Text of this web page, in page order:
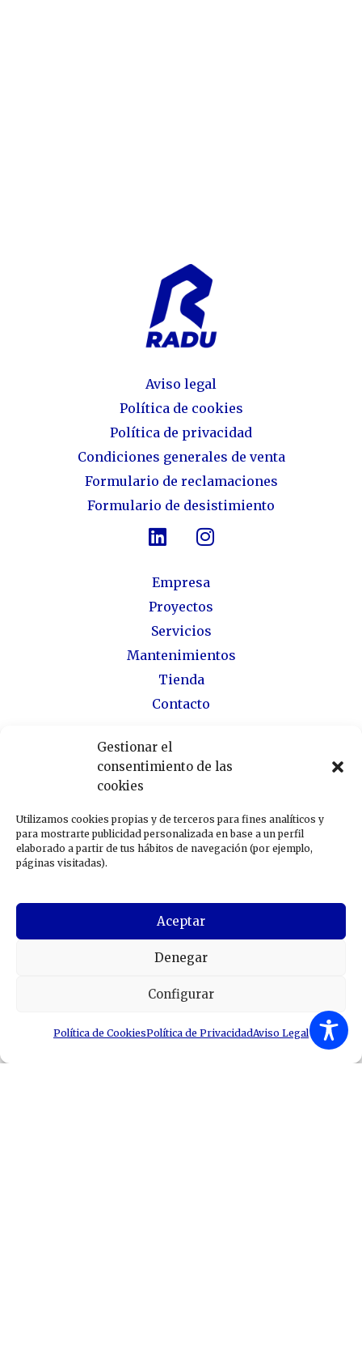
Gestionar el
consentimiento de las
cookies
Utilizamos cookies propias y de terceros para fines analíticos y
para mostrarte publicidad personalizada en base a un perfil
elaborado a partir de tus hábitos de navegación (por ejemplo,
páginas visitadas).
Aceptar
Denegar
Configurar
Política de CookiesPolítica de PrivacidadAviso Legal
Aviso legal
Política de cookies
Política de privacidad
Condiciones generales de venta
Formulario de reclamaciones
Formulario de desistimiento
Empresa
Proyectos
Servicios
Mantenimientos
Tienda
Contacto